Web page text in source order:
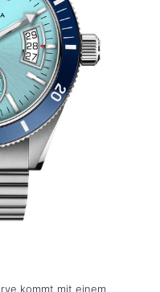
kommt mit einem